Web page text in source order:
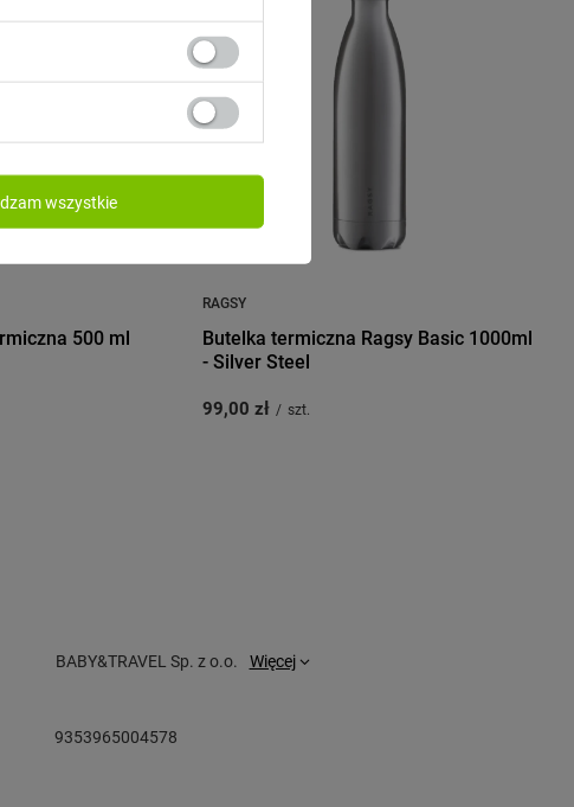
500 ml
RAGSY
Butelka termiczna Ragsy Basic 1000ml
- Silver Steel
99,00 zł / szt.
BABY&TRAVEL Sp. z o.o. Więcej
9353965004578
wszystkie